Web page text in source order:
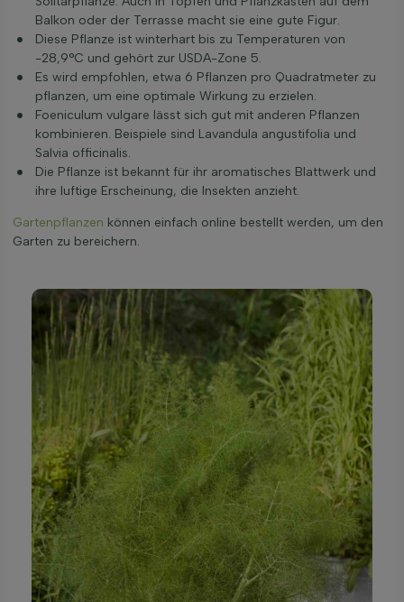
Balkon oder der Terrasse macht sie eine gute Figur.
Diese Pflanze ist winterhart bis zu Temperaturen von
-28,9°C und gehört zur USDA-Zone 5.
Es wird empfohlen, etwa 6 Pflanzen pro Quadratmeter zu
pflanzen, um eine optimale Wirkung zu erzielen.
Foeniculum vulgare lässt sich gut mit anderen Pflanzen
kombinieren. Beispiele sind Lavandula angustifolia und
Salvia officinalis.
Die Pflanze ist bekannt für ihr aromatisches Blattwerk und
ihre luftige Erscheinung, die Insekten anzieht.
Gartenpflanzen können einfach online bestellt werden, um den
Garten zu bereichern.